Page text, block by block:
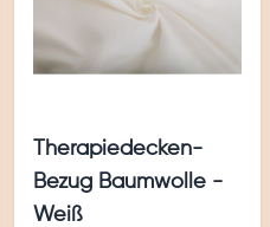
Therapiedecken-
Bezug Baumwolle -
Weiß